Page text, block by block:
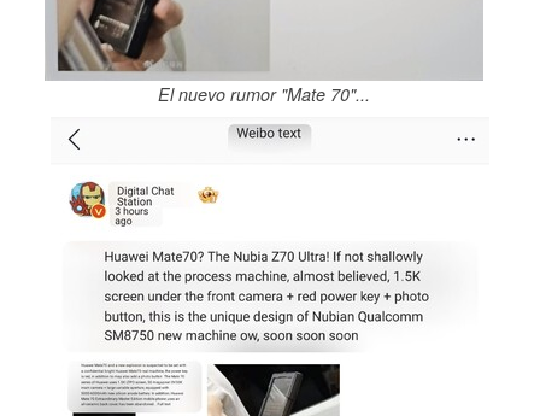
El nuevo rumor "Mate 70"...